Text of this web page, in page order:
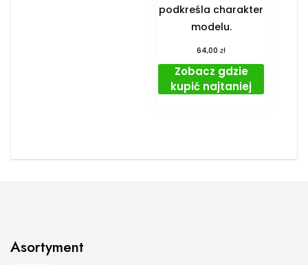
podkreśla charakter
modelu.
64,00zł
Zobacz gdzie
kupić najtaniej
Asortyment